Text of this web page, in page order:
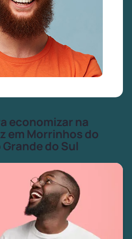
economizar na
em Morrinhos do
Grande do Sul